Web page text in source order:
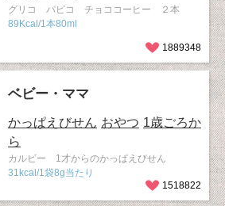
グリコ パピコ チョココーヒー ２本
89Kcal/1本80ml
1889348
ベビー・ママ
かっぱえびせん おやつ 1歳ごろか
ら
カルビー 1才からのかっぱえびせん
31kcal/1袋8g当たり
1518822